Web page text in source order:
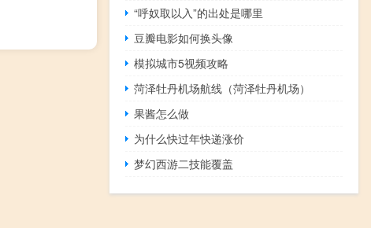
“呼奴取以入”的出处是哪里
豆瓣电影如何换头像
模拟城市5视频攻略
菏泽牡丹机场航线（菏泽牡丹机场）
果酱怎么做
为什么快过年快递涨价
梦幻西游二技能覆盖